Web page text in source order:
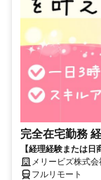
完全在宅勤務
【経理経験または
～。完全在宅で育児
メリービズ株式会
フルリモート